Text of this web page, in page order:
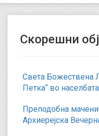
Скорешни
Света Божествена
Петка“ во
Преподобна
Архиерејска